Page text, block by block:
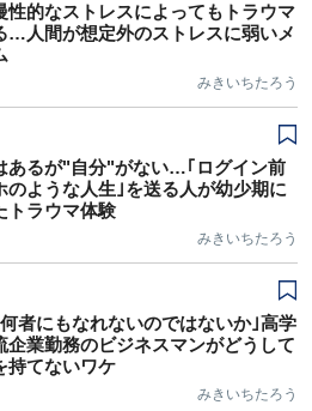
性的なストレスによってもトラウマ
…人間が想定外のストレスに弱いメ
みきいちたろう
あるが"自分"がない…｢ログイン前
のような人生｣を送る人が幼少期に
トラウマ体験
みきいちたろう
者にもなれないのではないか｣高学
企業勤務のビジネスマンがどうして
持てないワケ
みきいちたろう